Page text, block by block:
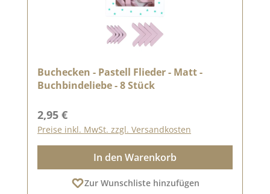
Buchecken - Pastell Flieder - Matt -
Buchbindeliebe - 8 Stück
Regulärer Preis:
2,95 €
Preise inkl. MwSt. zzgl. Versandkosten
In den Warenkorb
Zur Wunschliste hinzufügen